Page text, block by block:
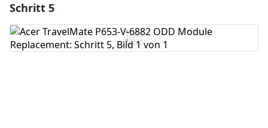
Kommentar hinzufügen
Schritt 5